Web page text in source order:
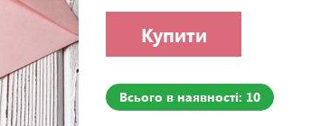
Купити
Всього в наявності: 10